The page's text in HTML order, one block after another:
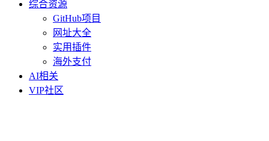
综合资源
GitHub项目
网址大全
实用插件
海外支付
AI相关
VIP社区